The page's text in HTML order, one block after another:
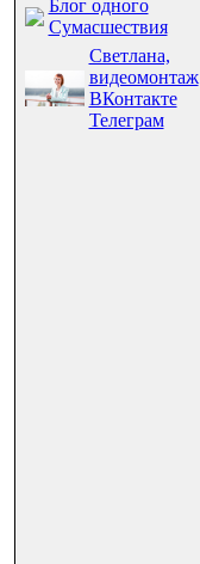
Блог одного
Сумасшествия
Светлана,
видеомонтаж
ВКонтакте
Телеграм